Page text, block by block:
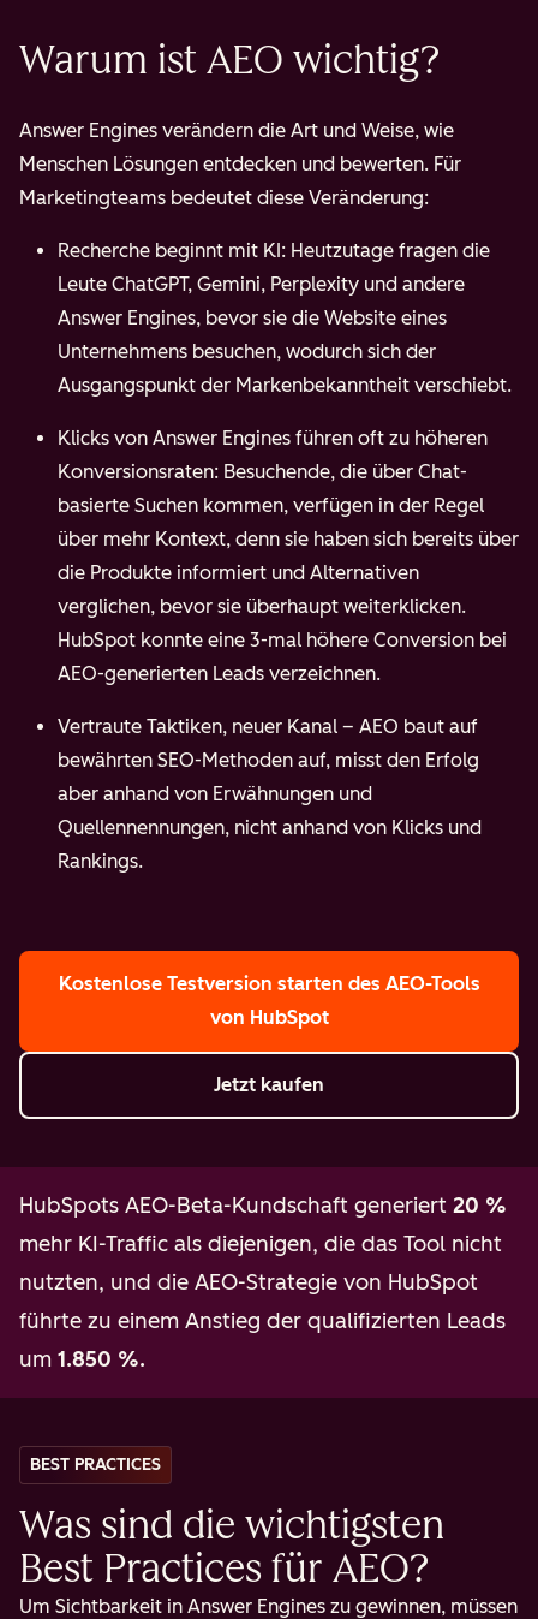
Warum ist AEO wichtig?
Answer Engines verändern die Art und Weise, wie
Menschen Lösungen entdecken und bewerten. Für
Marketingteams bedeutet diese Veränderung:
Recherche beginnt mit KI: Heutzutage fragen die
Leute ChatGPT, Gemini, Perplexity und andere
Answer Engines, bevor sie die Website eines
Unternehmens besuchen, wodurch sich der
Ausgangspunkt der Markenbekanntheit verschiebt.
Klicks von Answer Engines führen oft zu höheren
Konversionsraten: Besuchende, die über Chat-
basierte Suchen kommen, verfügen in der Regel
über mehr Kontext, denn sie haben sich bereits über
die Produkte informiert und Alternativen
verglichen, bevor sie überhaupt weiterklicken.
HubSpot konnte eine 3-mal höhere Conversion bei
AEO-generierten Leads verzeichnen.
Vertraute Taktiken, neuer Kanal – AEO baut auf
bewährten SEO-Methoden auf, misst den Erfolg
aber anhand von Erwähnungen und
Quellennennungen, nicht anhand von Klicks und
Rankings.
Kostenlose Testversion starten des AEO-Tools
von HubSpot
Jetzt kaufen
HubSpots AEO-Beta-Kundschaft generiert 20 %
mehr KI-Traffic als diejenigen, die das Tool nicht
nutzten, und die AEO-Strategie von HubSpot
führte zu einem Anstieg der qualifizierten Leads
um 1.850 %.
BEST PRACTICES
Was sind die wichtigsten
Best Practices für AEO?
Um Sichtbarkeit in Answer Engines zu gewinnen, müssen